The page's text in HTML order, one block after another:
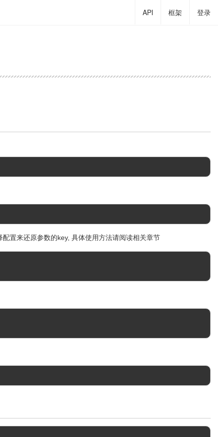
API 框架 登录
置来还原参数的key, 具体使用方法请阅读相关章节